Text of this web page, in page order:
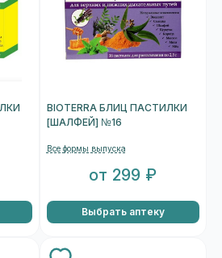
BIOTERRA БЛИЦ ПАСТИЛКИ
[ШАЛФЕЙ] №16
Все формы выпуска
от 299 ₽
Выбрать аптеку